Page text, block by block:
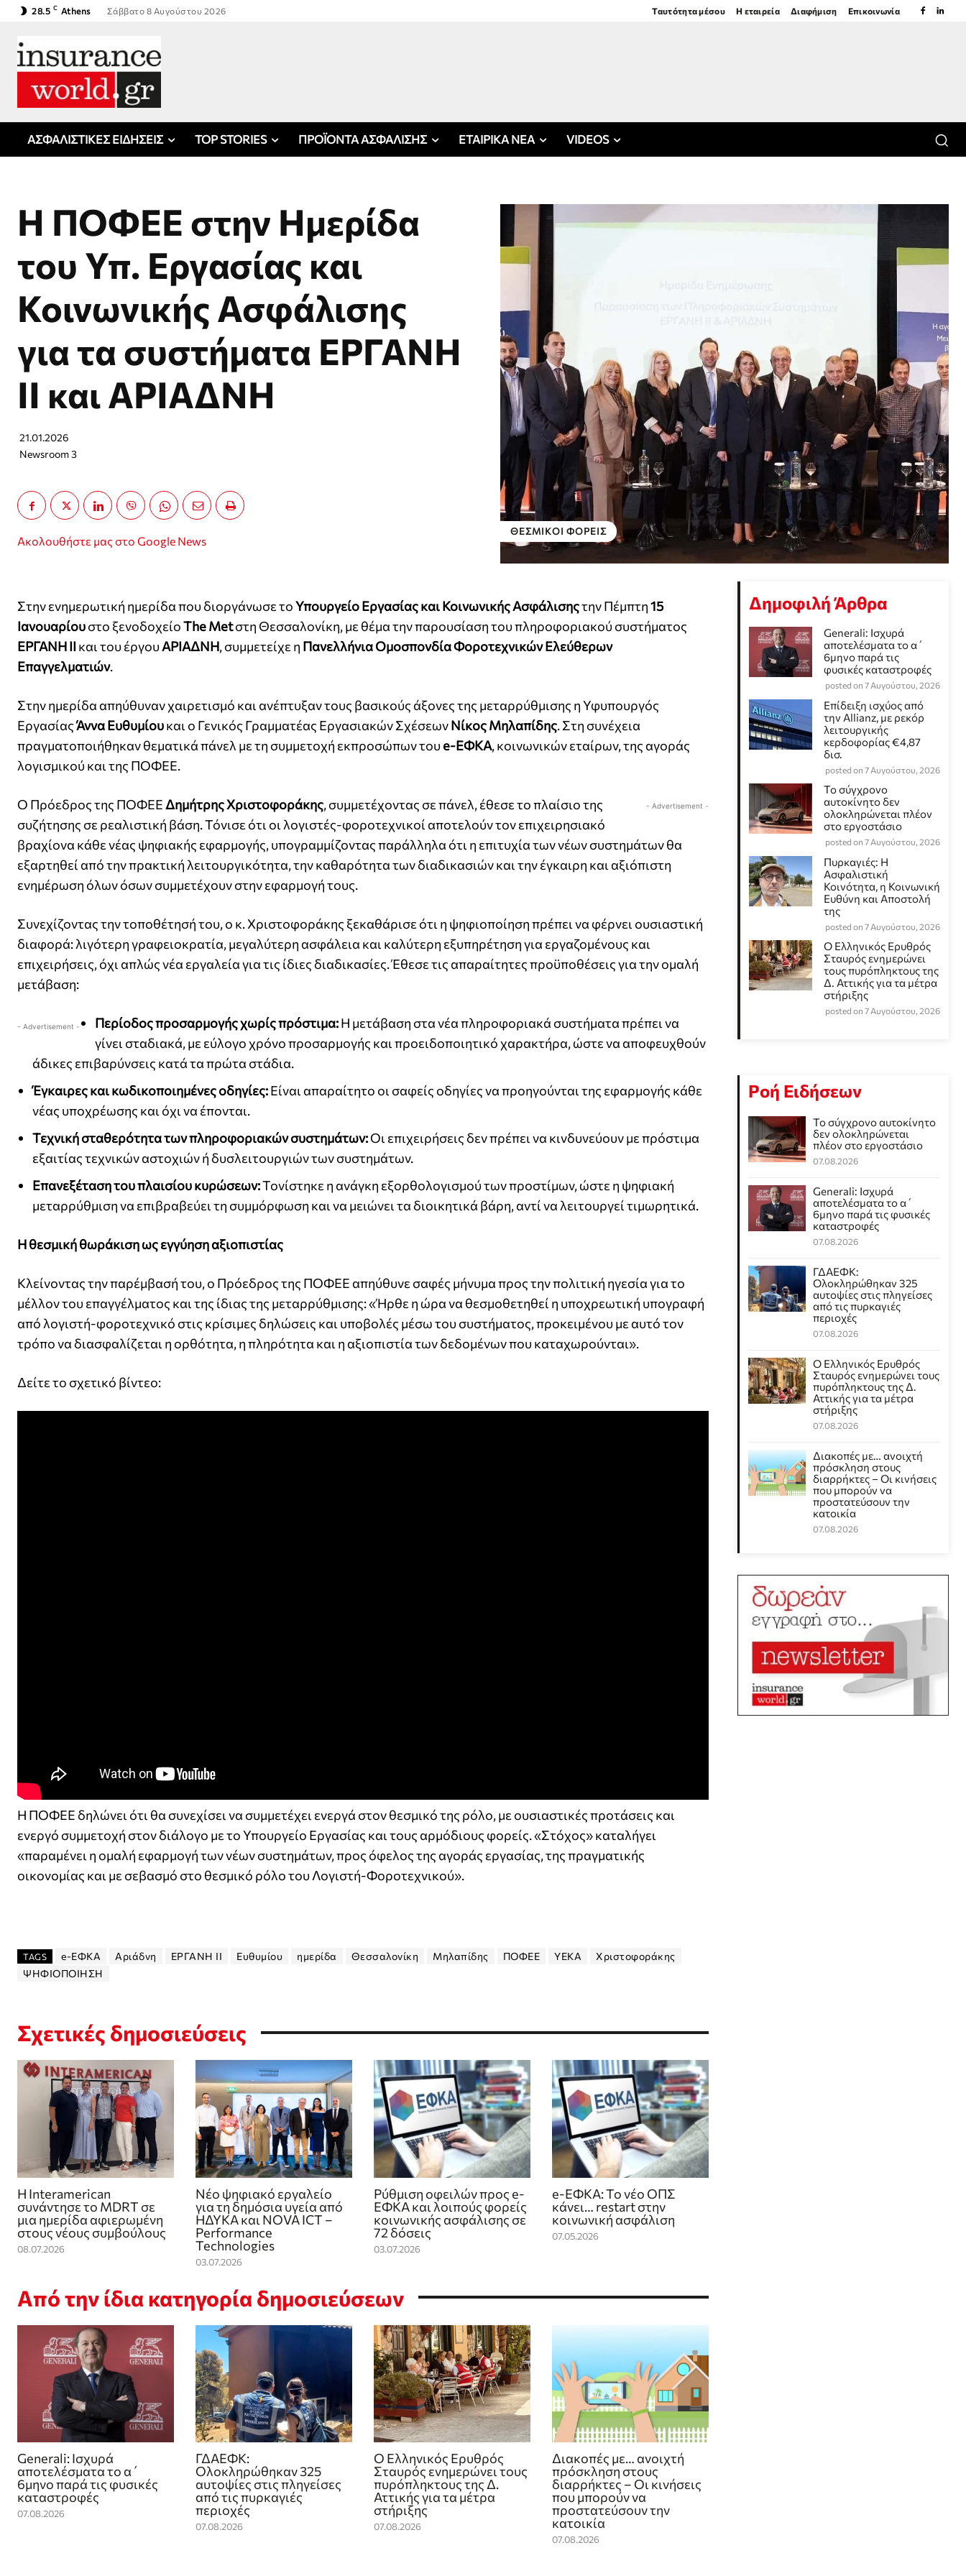
28.5 C Athens Σάββατο 8 Αυγούστου 2026 Ταυτότητα μέσου Η εταιρεία Διαφήμιση Επικοινωνία
ΑΣΦΑΛΙΣΤΙΚΕΣ ΕΙΔΗΣΕΙΣ TOP STORIES ΠΡΟΪΟΝΤΑ ΑΣΦΑΛΙΣΗΣ ΕΤΑΙΡΙΚΑ ΝΕΑ VIDEOS
Η ΠΟΦΕΕ στην Ημερίδα
του Υπ. Εργασίας και
Κοινωνικής Ασφάλισης
για τα συστήματα ΕΡΓΑΝΗ
ΙΙ και ΑΡΙΑΔΝΗ
21.01.2026
Newsroom 3
Ακολουθήστε μας στο Google News
ΘΕΣΜΙΚΟΊ ΦΟΡΕΊΣ
Στην ενημερωτική ημερίδα που διοργάνωσε τοΥπουργείο Εργασίας και Κοινωνικής Ασφάλισηςτην Πέμπτη15
Ιανουαρίουστο ξενοδοχείοThe Metστη Θεσσαλονίκη, με θέμα την παρουσίαση του πληροφοριακού συστήματος
ΕΡΓΑΝΗ ΙΙκαι του έργουΑΡΙΑΔΝΗ, συμμετείχε η Πανελλήνια Ομοσπονδία Φοροτεχνικών Ελεύθερων
Επαγγελματιών.
Στην ημερίδα απηύθυναν χαιρετισμό και ανέπτυξαν τους βασικούς άξονες της μεταρρύθμισης η Υφυπουργός
ΕργασίαςΆννα Ευθυμίουκαι ο Γενικός Γραμματέας Εργασιακών ΣχέσεωνΝίκος Μηλαπίδης. Στη συνέχεια
πραγματοποιήθηκαν θεματικά πάνελ με τη συμμετοχή εκπροσώπων τουe-ΕΦΚΑ, κοινωνικών εταίρων, της αγοράς
λογισμικού και της ΠΟΦΕΕ.​
- Advertisement -
Ο Πρόεδρος της ΠΟΦΕΕ Δημήτρης Χριστοφοράκης, συμμετέχοντας σε πάνελ, έθεσε το πλαίσιο της
συζήτησης σε ρεαλιστική βάση. Τόνισε ότι οι λογιστές-φοροτεχνικοί αποτελούν τον επιχειρησιακό
βραχίονα κάθε νέας ψηφιακής εφαρμογής, υπογραμμίζοντας παράλληλα ότι η επιτυχία των νέων συστημάτων θα
εξαρτηθεί από την πρακτική λειτουργικότητα, την καθαρότητα των διαδικασιών και την έγκαιρη και αξιόπιστη
ενημέρωση όλων όσων συμμετέχουν στην εφαρμογή τους.​
Συνεχίζοντας την τοποθέτησή του, ο κ. Χριστοφοράκης ξεκαθάρισε ότι η ψηφιοποίηση πρέπει να φέρνει ουσιαστική
διαφορά: λιγότερη γραφειοκρατία, μεγαλύτερη ασφάλεια και καλύτερη εξυπηρέτηση για εργαζομένους και
επιχειρήσεις, όχι απλώς νέα εργαλεία για τις ίδιες διαδικασίες. Έθεσε τις απαραίτητες προϋποθέσεις για την ομαλή
μετάβαση:​
- Advertisement - Περίοδος προσαρμογής χωρίς πρόστιμα:Η μετάβαση στα νέα πληροφοριακά συστήματα πρέπει να
γίνει σταδιακά, με εύλογο χρόνο προσαρμογής και προειδοποιητικό χαρακτήρα, ώστε να αποφευχθούν
άδικες επιβαρύνσεις κατά τα πρώτα στάδια.
Έγκαιρες και κωδικοποιημένες οδηγίες:Είναι απαραίτητο οι σαφείς οδηγίες να προηγούνται της εφαρμογής κάθε
νέας υποχρέωσης και όχι να έπονται.
Τεχνική σταθερότητα των πληροφοριακών συστημάτων:Οι επιχειρήσεις δεν πρέπει να κινδυνεύουν με πρόστιμα
εξαιτίας τεχνικών αστοχιών ή δυσλειτουργιών των συστημάτων.
Επανεξέταση του πλαισίου κυρώσεων:Τονίστηκε η ανάγκη εξορθολογισμού των προστίμων, ώστε η ψηφιακή
μεταρρύθμιση να επιβραβεύει τη συμμόρφωση και να μειώνει τα διοικητικά βάρη, αντί να λειτουργεί τιμωρητικά.
Η θεσμική θωράκιση ως εγγύηση αξιοπιστίας
Κλείνοντας την παρέμβασή του, ο Πρόεδρος της ΠΟΦΕΕ απηύθυνε σαφές μήνυμα προς την πολιτική ηγεσία για το
μέλλον του επαγγέλματος και της ίδιας της μεταρρύθμισης:​ «Ήρθε η ώρα να θεσμοθετηθεί η υποχρεωτική υπογραφή
από λογιστή-φοροτεχνικό στις κρίσιμες δηλώσεις και υποβολές μέσω του συστήματος, προκειμένου με αυτό τον
τρόπο να διασφαλίζεται η ορθότητα, η πληρότητα και η αξιοπιστία των δεδομένων που καταχωρούνται».
Δείτε το σχετικό βίντεο:
Η ΠΟΦΕΕ δηλώνει ότι θα συνεχίσει να συμμετέχει ενεργά στον θεσμικό της ρόλο, με ουσιαστικές προτάσεις και
ενεργό συμμετοχή στον διάλογο με το Υπουργείο Εργασίας και τους αρμόδιους φορείς. «Στόχος» καταλήγει
«παραμένει η ομαλή εφαρμογή των νέων συστημάτων, προς όφελος της αγοράς εργασίας, της πραγματικής
οικονομίας και με σεβασμό στο θεσμικό ρόλο του Λογιστή-Φοροτεχνικού».
TAGS e-ΕΦΚΑ Αριάδνη ΕΡΓΑΝΗ ΙΙ Ευθυμίου ημερίδα Θεσσαλονίκη Μηλαπίδης ΠΟΦΕΕ ΥΕΚΑ
Χριστοφοράκης
ΨΗΦΙΟΠΟΙΗΣΗ
Σχετικές δημοσιεύσεις
Η Interamerican
συνάντησε το MDRT σε
μια ημερίδα αφιερωμένη
στους νέους συμβούλους
08.07.2026
Νέο ψηφιακό εργαλείο
για τη δημόσια υγεία από
ΗΔΥΚΑ και NOVA ICT –
Performance
Technologies
03.07.2026
Ρύθμιση οφειλών προς e-
ΕΦΚΑ και λοιπούς φορείς
κοινωνικής ασφάλισης σε
72 δόσεις
03.07.2026
e-ΕΦΚΑ: Το νέο ΟΠΣ
κάνει… restart στην
κοινωνική ασφάλιση
07.05.2026
Από την ίδια κατηγορία δημοσιεύσεων
Generali: Ισχυρά
αποτελέσματα το α΄
6μηνο παρά τις φυσικές
καταστροφές
07.08.2026
ΓΔΑΕΦΚ:
Ολοκληρώθηκαν 325
αυτοψίες στις πληγείσες
από τις πυρκαγιές
περιοχές
07.08.2026
Ο Ελληνικός Ερυθρός
Σταυρός ενημερώνει τους
πυρόπληκτους της Δ.
Αττικής για τα μέτρα
στήριξης
07.08.2026
Διακοπές με… ανοιχτή
πρόσκληση στους
διαρρήκτες – Οι κινήσεις
που μπορούν να
προστατεύσουν την
κατοικία
07.08.2026
Δημοφιλή Άρθρα
Generali: Ισχυρά
αποτελέσματα το α΄
6μηνο παρά τις
φυσικές καταστροφές
posted on 7 Αυγούστου, 2026
Επίδειξη ισχύος από
την Allianz, με ρεκόρ
λειτουργικής
κερδοφορίας €4,87
δισ.
posted on 7 Αυγούστου, 2026
Το σύγχρονο
αυτοκίνητο δεν
ολοκληρώνεται πλέον
στο εργοστάσιο
posted on 7 Αυγούστου, 2026
Πυρκαγιές: Η
Ασφαλιστική
Κοινότητα, η Κοινωνική
Ευθύνη και Αποστολή
της
posted on 7 Αυγούστου, 2026
Ο Ελληνικός Ερυθρός
Σταυρός ενημερώνει
τους πυρόπληκτους της
Δ. Αττικής για τα μέτρα
στήριξης
posted on 7 Αυγούστου, 2026
Ροή Ειδήσεων
Το σύγχρονο αυτοκίνητο
δεν ολοκληρώνεται
πλέον στο εργοστάσιο
07.08.2026
Generali: Ισχυρά
αποτελέσματα το α΄
6μηνο παρά τις φυσικές
καταστροφές
07.08.2026
ΓΔΑΕΦΚ:
Ολοκληρώθηκαν 325
αυτοψίες στις πληγείσες
από τις πυρκαγιές
περιοχές
07.08.2026
Ο Ελληνικός Ερυθρός
Σταυρός ενημερώνει τους
πυρόπληκτους της Δ.
Αττικής για τα μέτρα
στήριξης
07.08.2026
Διακοπές με… ανοιχτή
πρόσκληση στους
διαρρήκτες – Οι κινήσεις
που μπορούν να
προστατεύσουν την
κατοικία
07.08.2026